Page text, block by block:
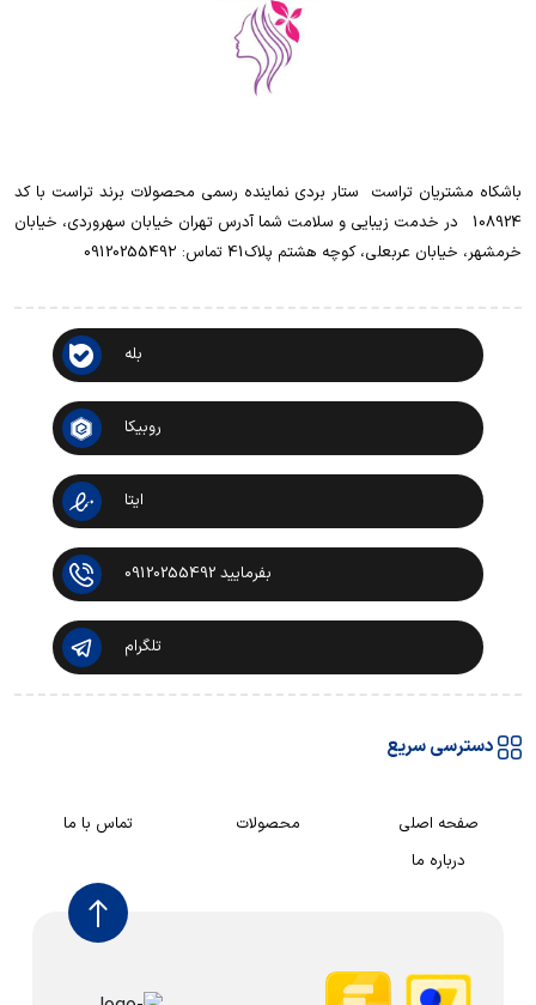
باشکاه مشتریان تراست ‌ ‌ستار بردی نماینده رسمی محصولات برند تراست با کد
108924 ‌ ‌ در خدمت زیبایی و سلامت شما آدرس تهران خیابان سهروردی، خیابان
خرمشهر، خیابان عربعلی، کوچه هشتم پلاک41 تماس: 0912025549۲
بله
روبیکا
ایتا
بفرمایید 09120255492
تلگرام
دسترسی سریع
صفحه اصلی محصولات
تماس با ما
درباره ما